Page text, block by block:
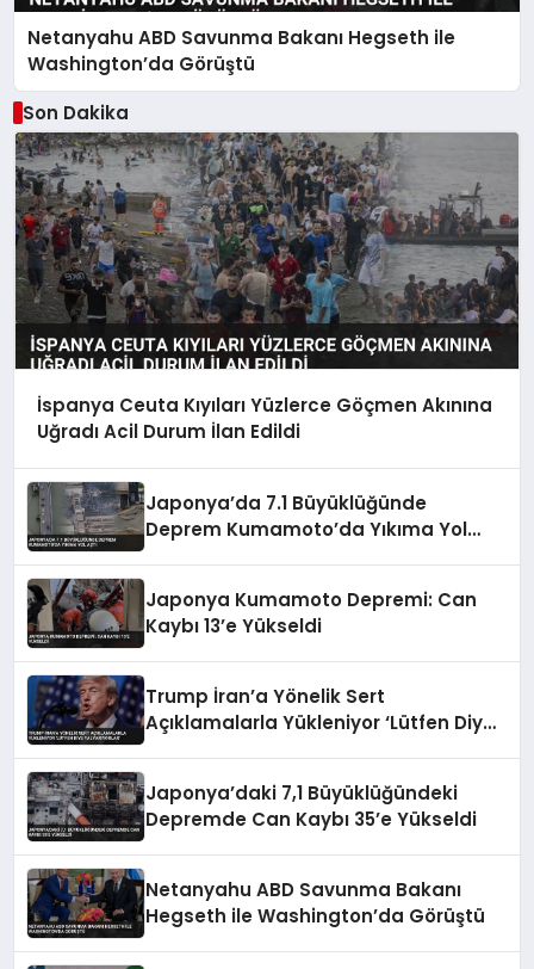
Netanyahu ABD Savunma Bakanı Hegseth ile
Washington’da Görüştü
Son Dakika
İspanya Ceuta Kıyıları Yüzlerce Göçmen Akınına
Uğradı Acil Durum İlan Edildi
Japonya’da 7.1 Büyüklüğünde
Deprem Kumamoto’da Yıkıma Yol
Japonya Kumamoto Depremi: Can
Kaybı 13’e Yükseldi
Trump İran’a Yönelik Sert
Açıklamalarla Yükleniyor ‘Lütfen Diye
Japonya’daki 7,1 Büyüklüğündeki
Depremde Can Kaybı 35’e Yükseldi
Netanyahu ABD Savunma Bakanı
Hegseth ile Washington’da Görüştü